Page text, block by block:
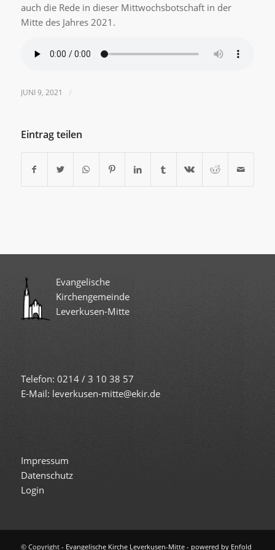
auch die Rede in dieser Mittwochsbotschaft in der
Mitte des Jahres 2021.
JUNI 9, 2021 /
Eintrag teilen
Evangelische
Kirchengemeinde
Leverkusen-Mitte
Telefon: 0214 / 3 10 38 57
E-Mail: leverkusen-mitte@ekir.de
Impressum
Datenschutz
Login
© Copyright - Evangelische Kirche Leverkusen-Mitte- powered by Enfold